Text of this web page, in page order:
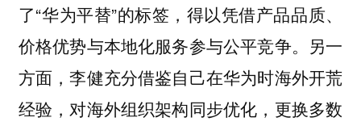
了“华为平替”的标签，得以凭借产品品质、
价格优势与本地化服务参与公平竞争。另一
方面，李健充分借鉴自己在华为时海外开荒
经验，对海外组织架构同步优化，更换多数